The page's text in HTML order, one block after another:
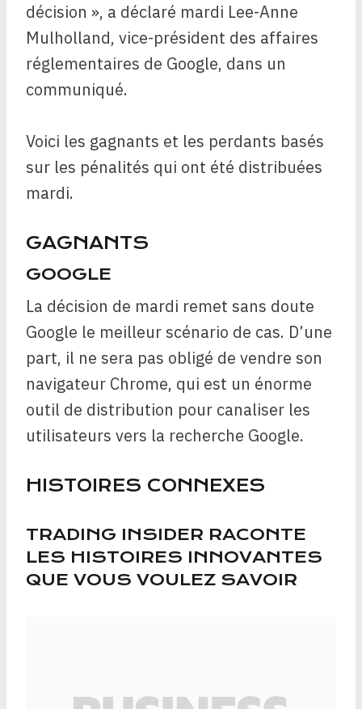
décision », a déclaré mardi Lee-Anne
Mulholland, vice-président des affaires
réglementaires de Google, dans un
communiqué.
Voici les gagnants et les perdants basés
sur les pénalités qui ont été distribuées
mardi.
GAGNANTS
GOOGLE
La décision de mardi remet sans doute
Google le meilleur scénario de cas. D’une
part, il ne sera pas obligé de vendre son
navigateur Chrome, qui est un énorme
outil de distribution pour canaliser les
utilisateurs vers la recherche Google.
HISTOIRES CONNEXES
TRADING INSIDER RACONTE
LES HISTOIRES INNOVANTES
QUE VOUS VOULEZ SAVOIR